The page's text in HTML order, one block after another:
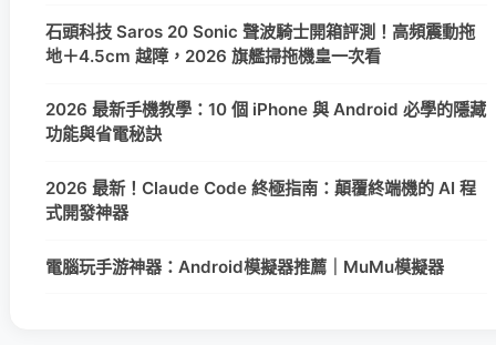
石頭科技 Saros 20 Sonic 聲波騎士開箱評測！高頻震動拖
地＋4.5cm 越障，2026 旗艦掃拖機皇一次看
2026 最新手機教學：10 個 iPhone 與 Android 必學的隱藏
功能與省電秘訣
2026 最新！Claude Code 終極指南：顛覆終端機的 AI 程
式開發神器
電腦玩手游神器：Android模擬器推薦｜MuMu模擬器